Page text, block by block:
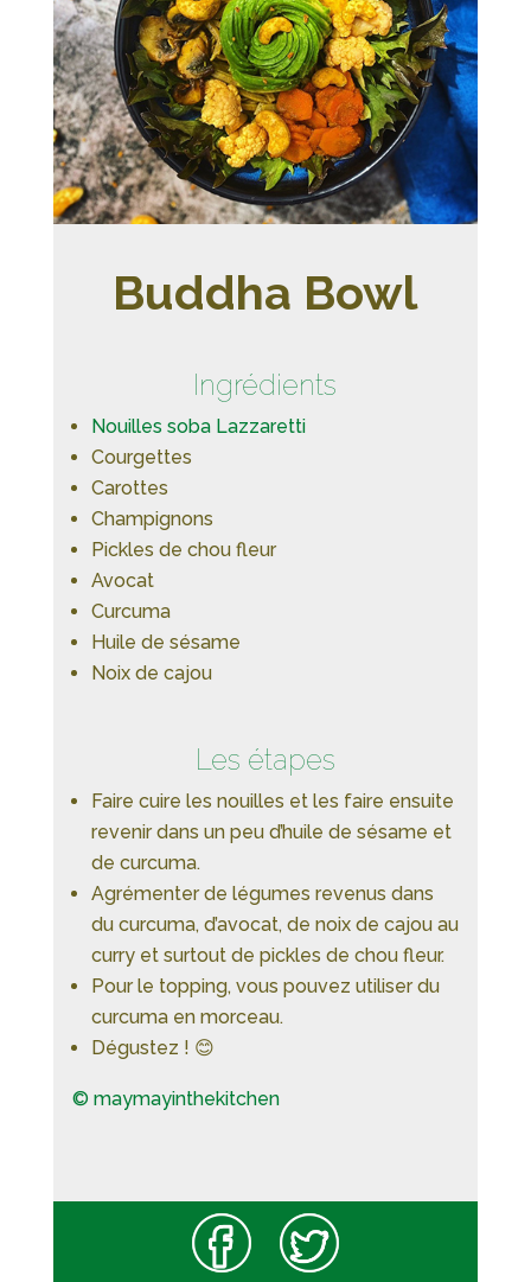
Buddha Bowl
Ingrédients
Nouilles soba Lazzaretti
Courgettes
Carottes
Champignons
Pickles de chou fleur
Avocat
Curcuma
Huile de sésame
Noix de cajou
Les étapes
Faire cuire les nouilles et les faire ensuite
revenir dans un peu d’huile de sésame et
de curcuma.
Agrémenter de légumes revenus dans
du curcuma, d’avocat, de noix de cajou au
curry et surtout de pickles de chou fleur.
Pour le topping, vous pouvez utiliser du
curcuma en morceau.
Dégustez ! 😊
© maymayinthekitchen